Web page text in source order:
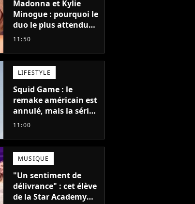
Madonna et Kylie
Minogue : pourquoi le
duo le plus attendu
de la pop a mis 25 ans
11:50
LIFESTYLE
Squid Game : le
remake américain est
annulé, mais la série
la plus vue sur Netflix
version française
11:00
MUSIQUE
"Un sentiment de
délivrance" : cet élève
de la Star Academy